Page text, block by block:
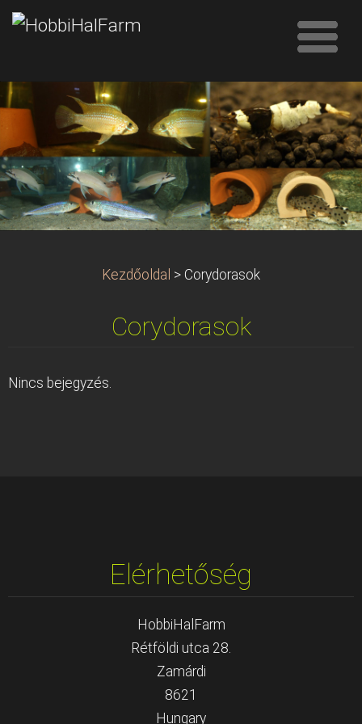
Kezdőoldal > Corydorasok
Corydorasok
Nincs bejegyzés.
Elérhetőség
HobbiHalFarm
Rétföldi utca 28.
Zamárdi
8621
Hungary